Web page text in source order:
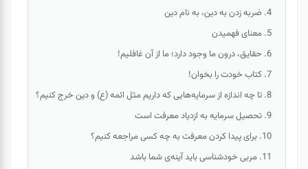
ضربه زدن به دین، به نام دین
معنای فهمیدن
حقایق، درون ما وجود دارد؛ ما از آن غافلیم!
کتاب خودت را بخوان!
تا چه اندازه از سرمایه‌هایی که داریم مثل ائمه (ع) و دین خرج کنیم؟
تحصیل سرمایه به ازدیاد معرفت است
برای پیدا کردن معرفت به چه کسی مراجعه کنیم؟
مربی خودشناسی باید آینه‌ی شما باشد